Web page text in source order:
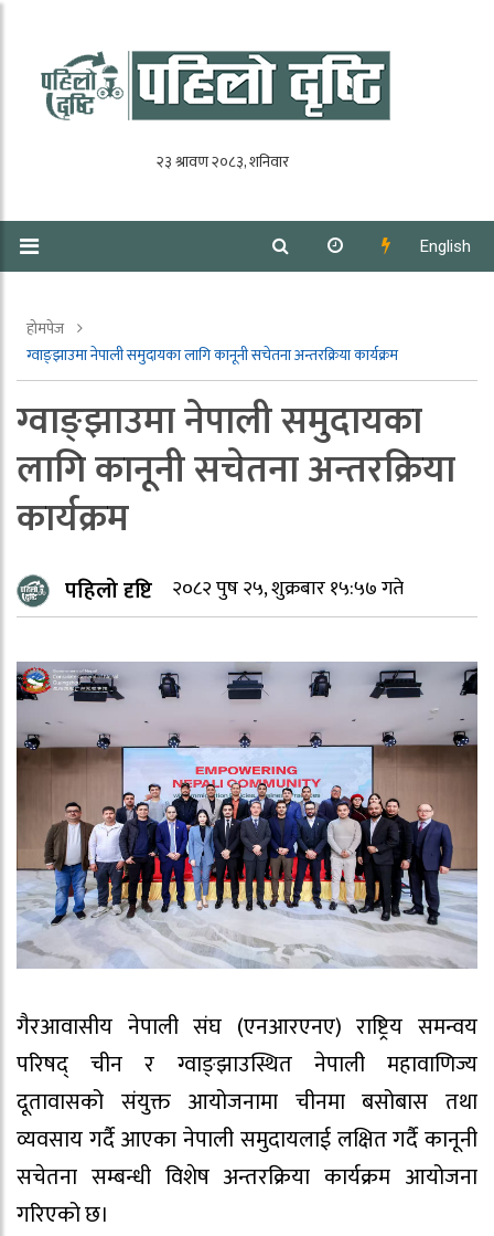
English
होमपेज
ग्वाङ्झाउमा नेपाली समुदायका लागि कानूनी सचेतना अन्तरक्रिया कार्यक्रम
ग्वाङ्झाउमा नेपाली समुदायका
लागि कानूनी सचेतना अन्तरक्रिया
कार्यक्रम
पहिलो दृष्टि २०८२ पुष २५, शुक्रबार १५:५७ गते
गैरआवासीय नेपाली संघ (एनआरएनए) राष्ट्रिय समन्वय
परिषद् चीन र ग्वाङ्झाउस्थित नेपाली महावाणिज्य
दूतावासको संयुक्त आयोजनामा चीनमा बसोबास तथा
व्यवसाय गर्दै आएका नेपाली समुदायलाई लक्षित गर्दै कानूनी
सचेतना सम्बन्धी विशेष अन्तरक्रिया कार्यक्रम आयोजना
गरिएको छ।